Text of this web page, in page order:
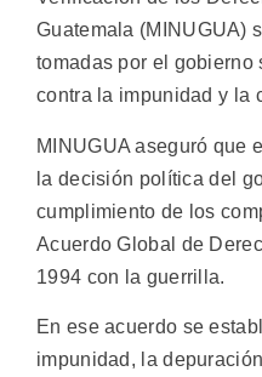
Guatemala (MINUGUA)
tomadas por el gobierno
contra la impunidad y la
MINUGUA aseguró que
la decisión política del
cumplimiento de los
Acuerdo Global de
1994 con la guerrilla.
En ese acuerdo se
impunidad, la